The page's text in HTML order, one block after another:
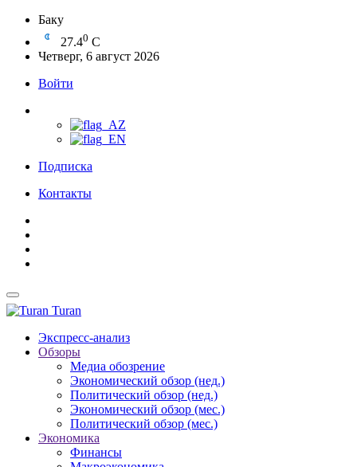
Баку
27.40 C
Четверг, 6 август 2026
Войти
Подписка
Контакты
Turan
Экспресс-анализ
Обзоры
Медиа обозрение
Экономический обзор (нед.)
Политический обзор (нед.)
Экономический обзор (мес.)
Политический обзор (мес.)
Экономика
Финансы